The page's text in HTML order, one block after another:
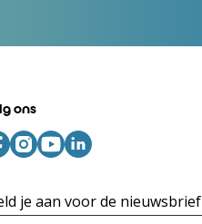
ons
je aan voor de nieuwsbrief